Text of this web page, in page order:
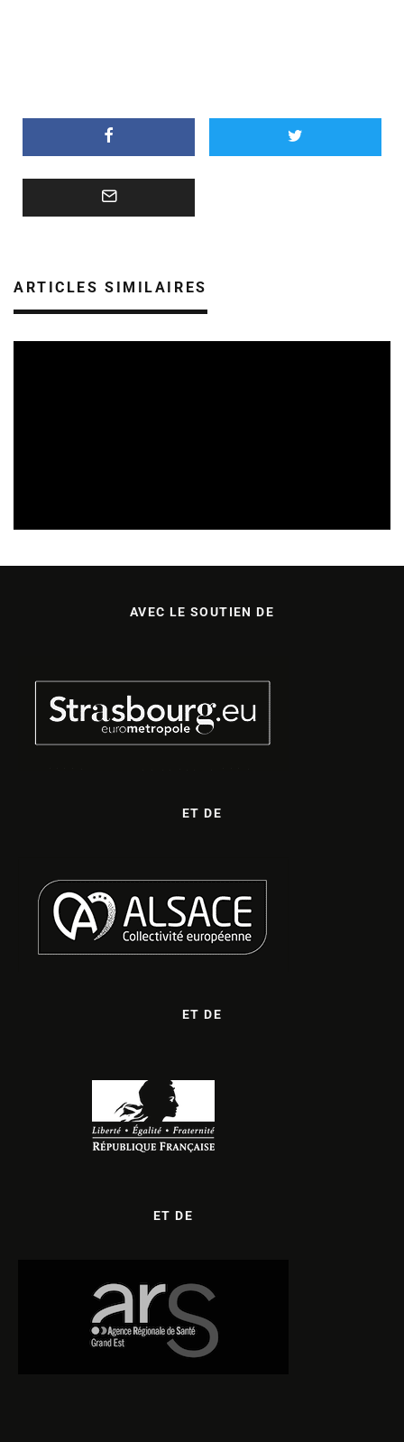
ARTICLES SIMILAIRES
AVEC LE SOUTIEN DE
ET DE
ET DE
ET DE